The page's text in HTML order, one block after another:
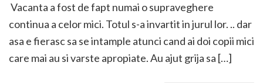
Vacanta a fost de fapt numai o supraveghere
continua a celor mici. Totul s-a invartit in jurul lor. .. dar
asa e fierasc sa se intample atunci cand ai doi copii mici
care mai au si varste apropiate. Au ajut grija sa […]